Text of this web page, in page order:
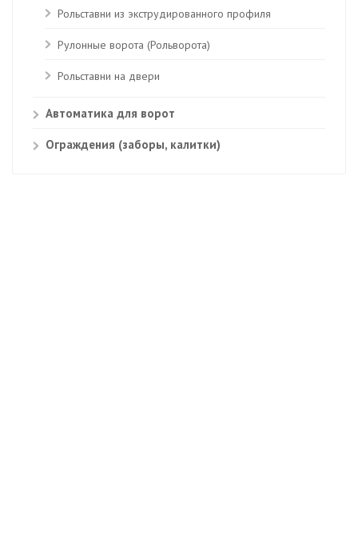
Рольставни из экструдированного профиля
Рулонные ворота (Рольворота)
Рольставни на двери
Автоматика для ворот
Ограждения (заборы, калитки)